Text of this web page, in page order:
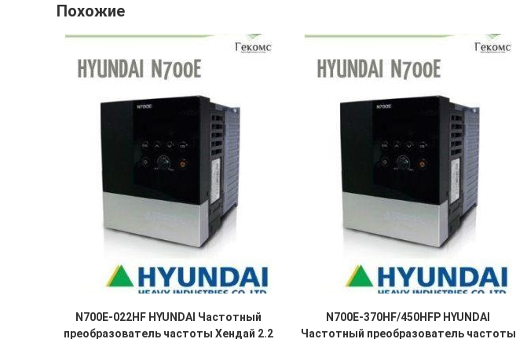
Похожие
N700E-022HF HYUNDAI Частотный
преобразователь частоты Хендай 2.2
N700E-370HF/450HFP HYUNDAI
Частотный преобразователь частоты